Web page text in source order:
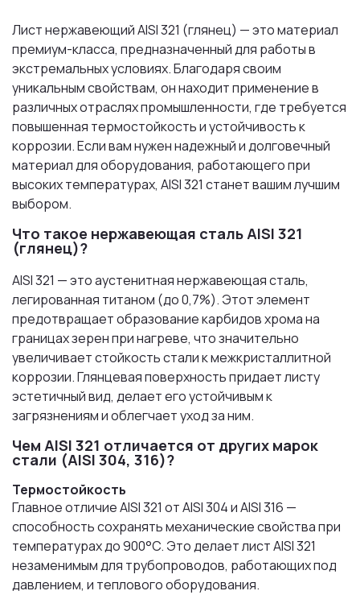
Лист нержавеющий AISI 321 (глянец) — это материал
премиум-класса, предназначенный для работы в
экстремальных условиях. Благодаря своим
уникальным свойствам, он находит применение в
различных отраслях промышленности, где требуется
повышенная термостойкость и устойчивость к
коррозии. Если вам нужен надежный и долговечный
материал для оборудования, работающего при
высоких температурах, AISI 321 станет вашим лучшим
выбором.
Что такое нержавеющая сталь AISI 321
(глянец)?
AISI 321 — это аустенитная нержавеющая сталь,
легированная титаном (до 0,7%). Этот элемент
предотвращает образование карбидов хрома на
границах зерен при нагреве, что значительно
увеличивает стойкость стали к межкристаллитной
коррозии. Глянцевая поверхность придает листу
эстетичный вид, делает его устойчивым к
загрязнениям и облегчает уход за ним.
Чем AISI 321 отличается от других марок
стали (AISI 304, 316)?
Термостойкость
Главное отличие AISI 321 от AISI 304 и AISI 316 —
способность сохранять механические свойства при
температурах до 900°C. Это делает лист AISI 321
незаменимым для трубопроводов, работающих под
давлением, и теплового оборудования.